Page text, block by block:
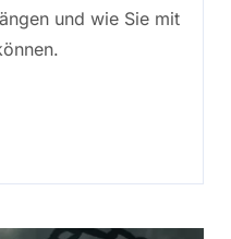
und wie Sie mit